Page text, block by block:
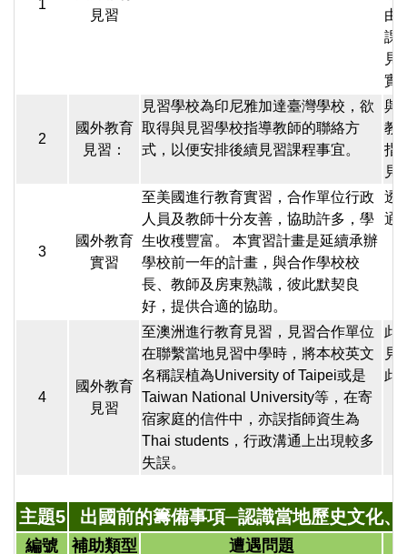
1
見習
由
課
見
實
2
國外教育
見習：
見習學校為印尼雅加達臺灣學校，欲
取得與見習學校指導教師的聯絡方
式，以便安排後續見習課程事宜。
與
教
指
見
3
國外教育
實習
至美國進行教育實習，合作單位行政
人員及教師十分友善，協助許多，學
生收穫豐富。 本實習計畫是延續承辦
學校前一年的計畫，與合作學校校
長、教師及房東熟識，彼此默契良
好，提供合適的協助。
透
通
4
國外教育
見習
至澳洲進行教育見習，見習合作單位
在聯繫當地見習中學時，將本校英文
名稱誤植為University of Taipei或是
Taiwan National University等，在寄
宿家庭的信件中，亦誤指師資生為
Thai students，行政溝通上出現較多
失誤。
此
見
此
主題5 出國前的籌備事項─認識當地歷史文化
編號 補助類型 遭遇問題